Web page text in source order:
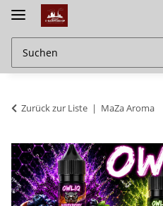
Zurück zur Liste MaZa Aroma